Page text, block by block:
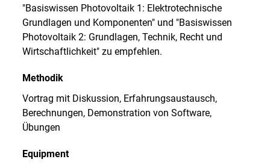
"Basiswissen Photovoltaik 1: Elektrotechnische
Grundlagen und Komponenten" und "Basiswissen
Photovoltaik 2: Grundlagen, Technik, Recht und
Wirtschaftlichkeit" zu empfehlen.
Methodik
Vortrag mit Diskussion, Erfahrungsaustausch,
Berechnungen, Demonstration von Software,
Übungen
Equipment